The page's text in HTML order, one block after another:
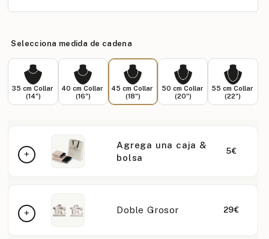
Selecciona medida de cadena
35 cm Collar
(14")
40 cm Collar
(16")
45 cm Collar
(18")
50 cm Collar
(20")
55 cm Collar
(22")
Agrega una caja &
bolsa
5€
Doble Grosor 29€